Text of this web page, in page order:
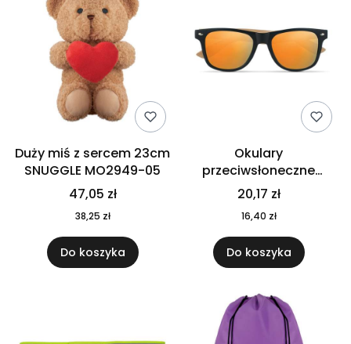
Duży miś z sercem 23cm
SNUGGLE MO2949-05
47,05 zł
38,25 zł
Do koszyka
Okulary
przeciwsłoneczne
CALIFORNIA TOUCH
MO9617-10
20,17 zł
16,40 zł
Do koszyka